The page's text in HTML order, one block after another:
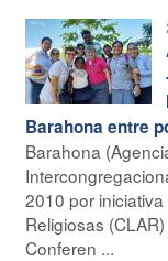
Barahona entre
Barahona
2010 por
Religiosas
Conferen ...